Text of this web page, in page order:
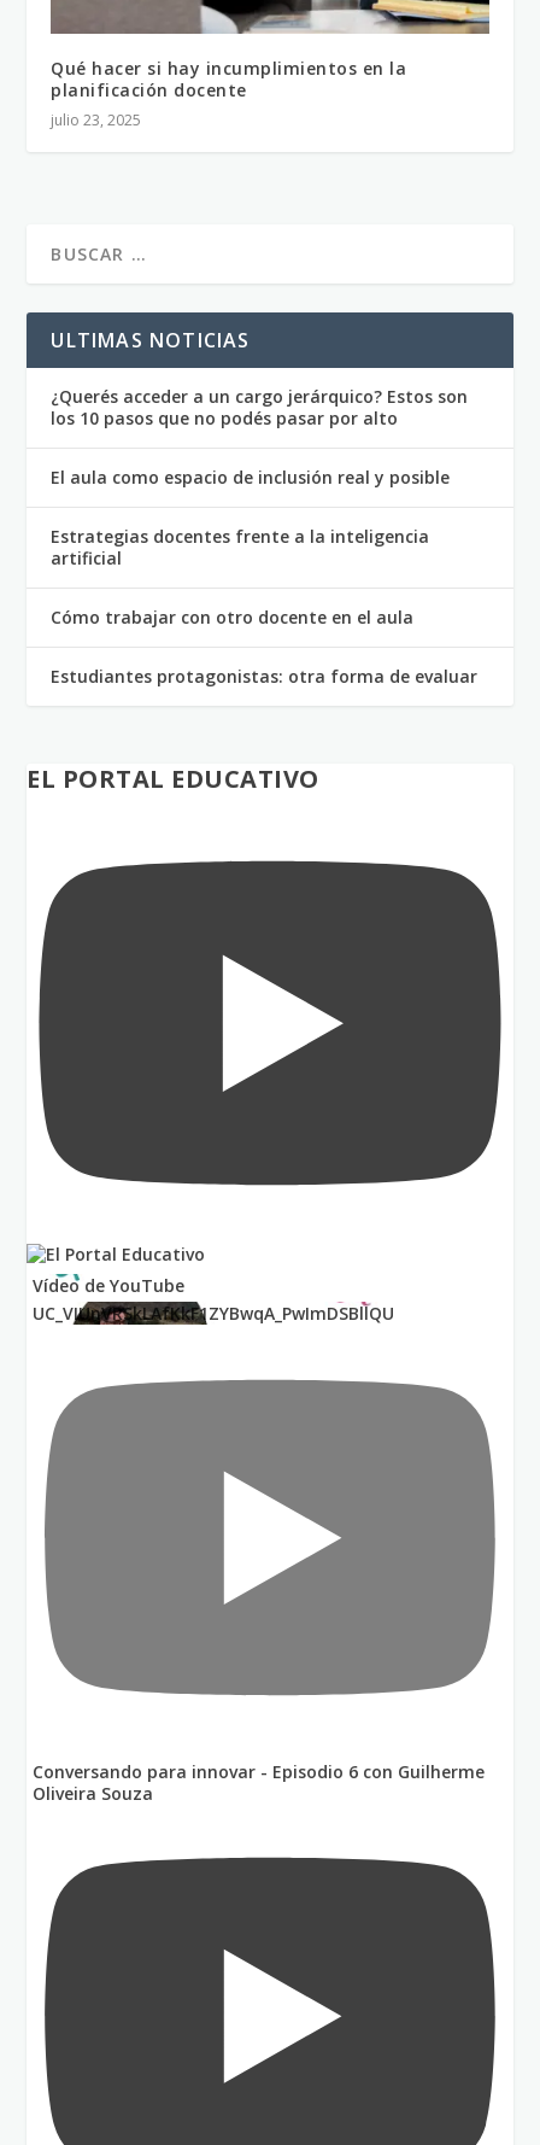
Qué hacer si hay incumplimientos en la
planificación docente
julio 23, 2025
ULTIMAS NOTICIAS
¿Querés acceder a un cargo jerárquico? Estos son
los 10 pasos que no podés pasar por alto
El aula como espacio de inclusión real y posible
Estrategias docentes frente a la inteligencia
artificial
Cómo trabajar con otro docente en el aula
Estudiantes protagonistas: otra forma de evaluar
EL PORTAL EDUCATIVO
Vídeo de YouTube
UC_VIUnVRSkLAfKkF1ZYBwqA_PwImDSBllQU
Conversando para innovar - Episodio 6 con Guilherme
Oliveira Souza